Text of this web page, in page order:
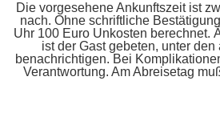
Die vorgesehene Ankunftszeit ist
nach. Ohne schriftliche
Uhr 100 Euro Unkosten berechnet.
ist der Gast gebeten, unter
benachrichtigen. Bei
Verantwortung. Am Abreisetag